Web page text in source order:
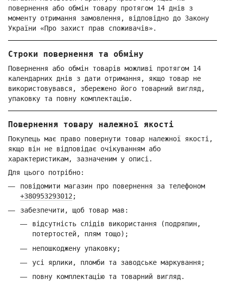
повернення або обмін товару протягом 14 днів з
моменту отримання замовлення, відповідно до Закону
України «Про захист прав споживачів».
Строки повернення та обміну
Повернення або обмін товарів можливі протягом 14
календарних днів з дати отримання, якщо товар не
використовувався, збережено його товарний вигляд,
упаковку та повну комплектацію.
Повернення товару належної якості
Покупець має право повернути товар належної якості,
якщо він не відповідає очікуванням або
характеристикам, зазначеним у описі.
Для цього потрібно:
повідомити магазин про повернення за телефоном
+380953293012 ;
забезпечити, щоб товар мав:
відсутність слідів використання (подряпин,
потертостей, плям тощо);
непошкоджену упаковку;
усі ярлики, пломби та заводське маркування;
повну комплектацію та товарний вигляд.